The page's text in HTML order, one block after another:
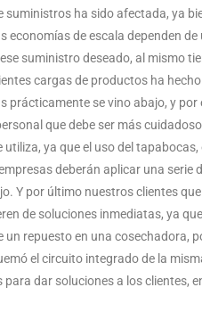
suministros ha sido afectada, ya
economías de escala dependen
suministro deseado, al mismo
cargas de productos ha
prácticamente se vino abajo, y
que debe ser más
ya que el uso del
deberán aplicar una
Y por último nuestros clientes
de soluciones inmediatas, ya
un repuesto en una cosechadora,
el circuito integrado de la
dar soluciones a los clientes,